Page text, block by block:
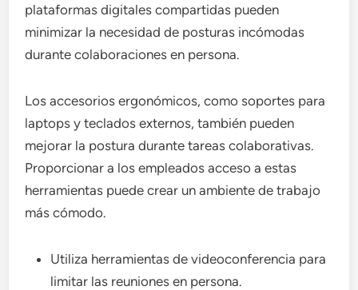
plataformas digitales compartidas pueden
minimizar la necesidad de posturas incómodas
durante colaboraciones en persona.
Los accesorios ergonómicos, como soportes para
laptops y teclados externos, también pueden
mejorar la postura durante tareas colaborativas.
Proporcionar a los empleados acceso a estas
herramientas puede crear un ambiente de trabajo
más cómodo.
Utiliza herramientas de videoconferencia para
limitar las reuniones en persona.